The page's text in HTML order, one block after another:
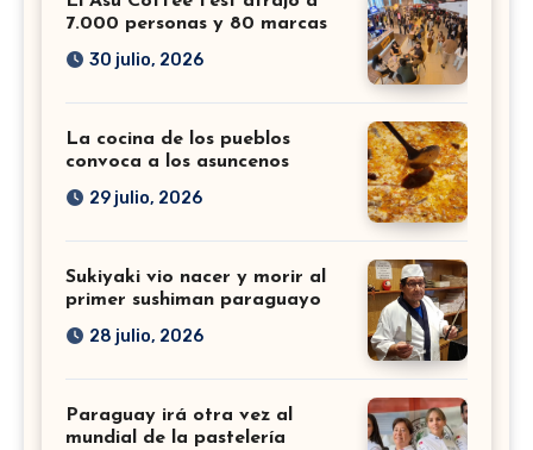
7.000 personas y 80 marcas
30 julio, 2026
La cocina de los pueblos
convoca a los asuncenos
29 julio, 2026
Sukiyaki vio nacer y morir al
primer sushiman paraguayo
28 julio, 2026
Paraguay irá otra vez al
mundial de la pastelería